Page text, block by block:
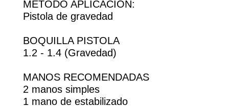
METODO APLICACIÓN:
Pistola de gravedad
BOQUILLA PISTOLA
1.2 - 1.4 (Gravedad)
MANOS RECOMENDADAS
2 manos simples
1 mano de estabilizado